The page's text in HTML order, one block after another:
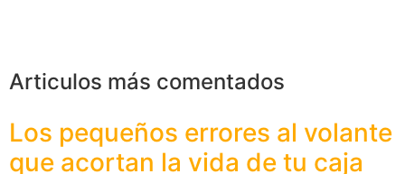
Articulos más comentados
Los pequeños errores al volante
que acortan la vida de tu caja